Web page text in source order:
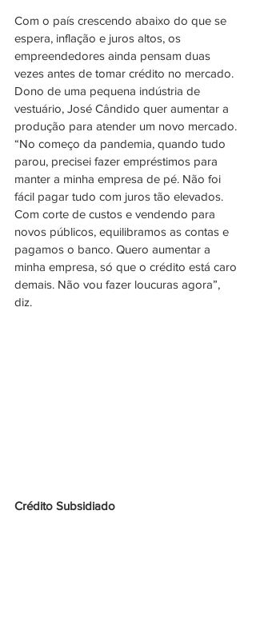
Com o país crescendo abaixo do que se
espera, inflação e juros altos, os
empreendedores ainda pensam duas
vezes antes de tomar crédito no mercado.
Dono de uma pequena indústria de
vestuário, José Cândido quer aumentar a
produção para atender um novo mercado.
“No começo da pandemia, quando tudo
parou, precisei fazer empréstimos para
manter a minha empresa de pé. Não foi
fácil pagar tudo com juros tão elevados.
Com corte de custos e vendendo para
novos públicos, equilibramos as contas e
pagamos o banco. Quero aumentar a
minha empresa, só que o crédito está caro
demais. Não vou fazer loucuras agora”,
diz.
Crédito Subsidiado